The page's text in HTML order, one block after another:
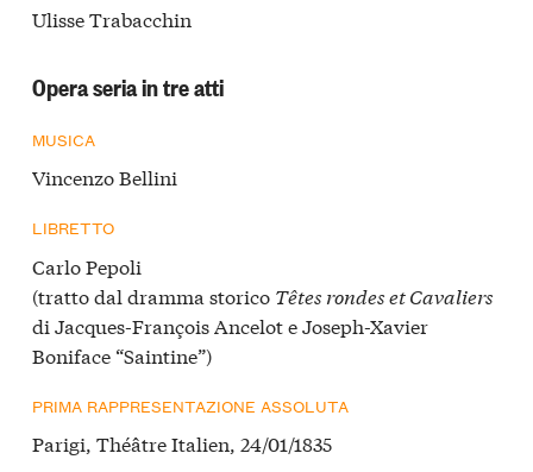
Ulisse Trabacchin
Opera seria in tre atti
MUSICA
Vincenzo Bellini
LIBRETTO
Carlo Pepoli
(tratto dal dramma storico Têtes rondes et Cavaliers
di Jacques-François Ancelot e Joseph-Xavier
Boniface “Saintine”)
PRIMA RAPPRESENTAZIONE ASSOLUTA
Parigi, Théâtre Italien, 24/01/1835